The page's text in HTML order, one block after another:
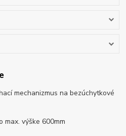
mechanizmus na bezúchytkové
max. výške 600mm